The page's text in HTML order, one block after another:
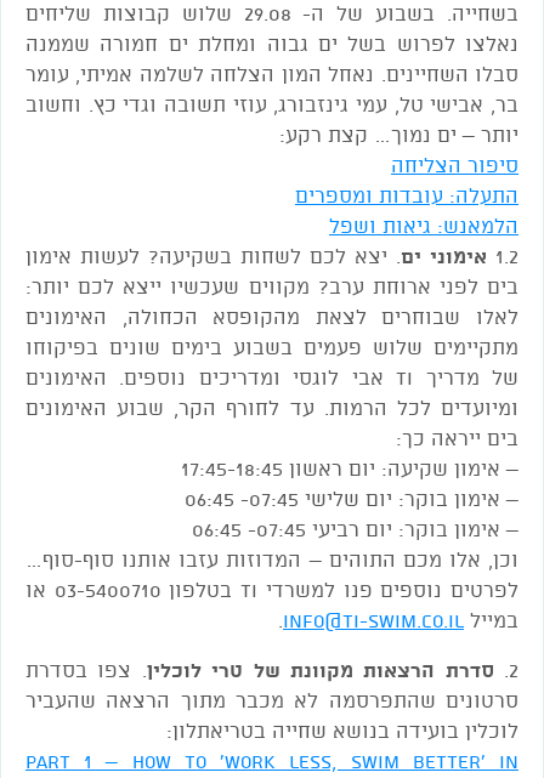
בשחייה. בשבוע של ה- 29.08 שלוש קבוצות שליחים
נאלצו לפרוש בשל ים גבוה ומחלת ים חמורה שממנה
סבלו השחיינים. נאחל המון הצלחה לשלמה אמיתי, עומר
בר, אבישי טל, עמי גינזבורג, עוזי תשובה וגדי כץ. וחשוב
יותר – ים נמוך… קצת רקע:
סיפור הצליחה
התעלה: עובדות ומספרים
הלמאנש: גיאות ושפל
1.2 אימוני ים. יצא לכם לשחות בשקיעה? לעשות אימון
בים לפני ארוחת ערב? מקווים שעכשיו ייצא לכם יותר:
לאלו שבוחרים לצאת מהקופסא הכחולה, האימונים
מתקיימים שלוש פעמים בשבוע בימים שונים בפיקוחו
של מדריך TI אבי לוגסי ומדריכים נוספים. האימונים
ומיועדים לכל הרמות. עד לחורף הקר, שבוע האימונים
בים ייראה כך:
– אימון שקיעה: יום ראשון 17:45-18:45
– אימון בוקר: יום שלישי 07:45- 06:45
– אימון בוקר: יום רביעי 07:45- 06:45
וכן, אלו מכם התוהים – המדוזות עזבו אותנו סוף-סוף…
לפרטים נוספים פנו למשרדי TI בטלפון 03-5400710 או
במיילinfo@ti-swim.co.il
.
2. סדרת הרצאות מקוונת של טרי לוכלין. צפו בסדרת
סרטונים שהתפרסמה לא מכבר מתוך הרצאה שהעביר
לוכלין בועידה בנושא שחייה בטריאתלון:
Part 1 – How to 'Work Less, Swim Better' in